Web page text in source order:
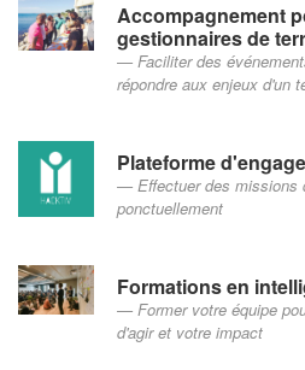
Accompagnement
gestionnaires de
Faciliter des
répondre aux enjeux d'un
Plateforme
Effectuer des missions
ponctuellement
Formations en
Former votre équipe
d'agir et votre impact